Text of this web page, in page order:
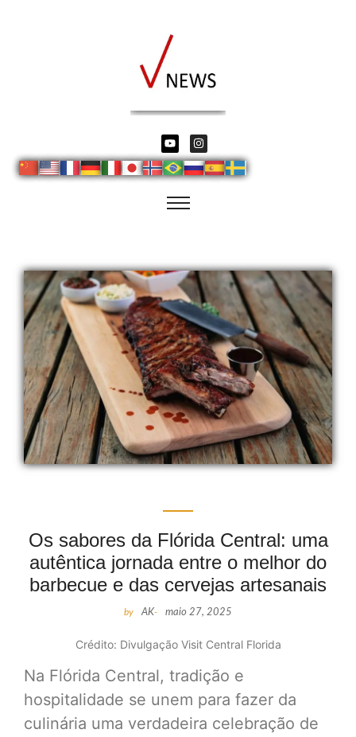
Os sabores da Flórida Central: uma
autêntica jornada entre o melhor do
barbecue e das cervejas artesanais
by AK- maio 27, 2025
Crédito: Divulgação Visit Central Florida
Na Flórida Central, tradição e
hospitalidade se unem para fazer da
culinária uma verdadeira celebração de